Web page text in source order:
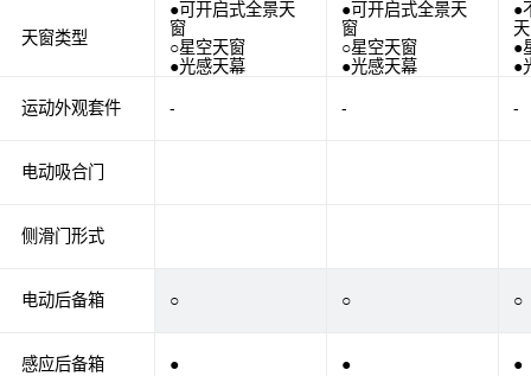
天窗类型
运动外观套件
电动吸合门
侧滑门形式
电动后备箱
感应后备箱
●可开启式全景天
窗
○星空天窗
●光感天幕
●可开启式全景天
窗
○星空天窗
●光感天幕
●
●
●
- - -
○ ○ ○
● ● ●